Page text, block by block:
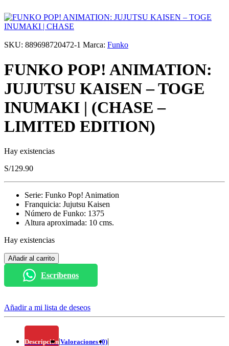
SKU: 889698720472-1 Marca: Funko
FUNKO POP! ANIMATION:
JUJUTSU KAISEN – TOGE
INUMAKI | (CHASE –
LIMITED EDITION)
Hay existencias
S/129.90
Serie: Funko Pop! Animation
Franquicia: Jujutsu Kaisen
Número de Funko: 1375
Altura aproximada: 10 cms.
Hay existencias
Añadir al carrito
Escríbenos
Añadir a mi lista de deseos
Descripción|Valoraciones (0)|